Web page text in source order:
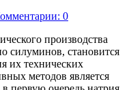
0
производства
силуминов, становится
их технических
методов является